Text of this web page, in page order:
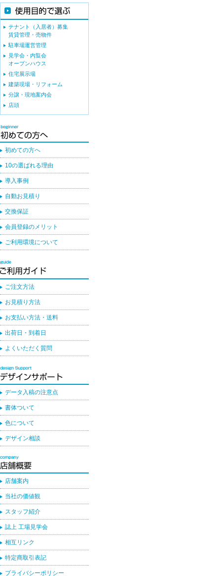
テナント（入居者）募集
賃貸管理・売物件
駐車場運営管理
見学会・内覧会
オープンハウス
住宅展示場
建築現場・リフォーム
分譲・現地案内会
店頭
初めての方へ
10の選ばれる理由
導入事例
自動お見積り
交換保証
会員登録のメリット
ご利用環境について
ご注文方法
お見積り方法
お支払い方法・送料
出荷日・到着日
よくいただく質問
データ入稿の注意点
書体ついて
色について
デザイン相談
店舗案内
当社の価値観
スタッフ紹介
誌上 工場見学会
相互リンク
特定商取引表記
プライバシーポリシー